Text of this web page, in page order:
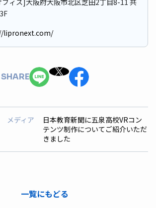
lipronext.com/
SHARE
メディア
日本教育新聞に五泉高校VRコン
テンツ制作についてご紹介いただ
きました
一覧にもどる